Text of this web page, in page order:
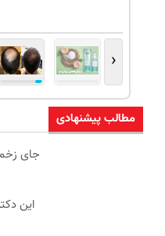
‹
مطالب پیشنهادی
این